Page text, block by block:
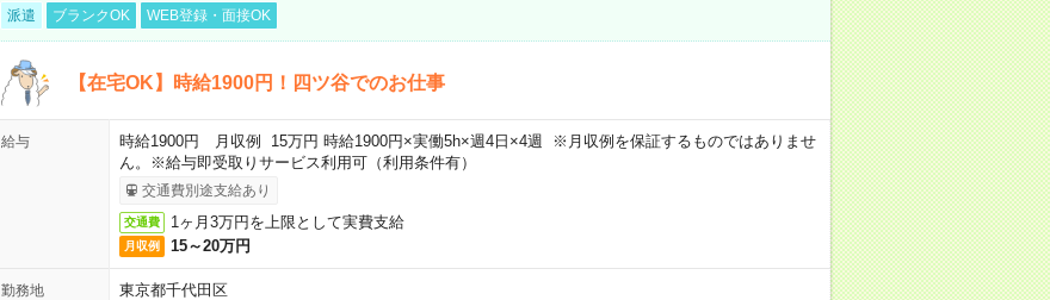
派遣 ブランクOK WEB登録・面接OK
【在宅OK】時給1900円！四ツ谷でのお仕事
給与
時給1900円 月収例 15万円 時給1900円×実働5h×週4日×4週 ※月収例を保証するものではありませ
ん。※給与即受取りサービス利用可（利用条件有）
交通費別途支給あり
交通費 1ヶ月3万円を上限として実費支給
月収例 15～20万円
勤務地
東京都千代田区